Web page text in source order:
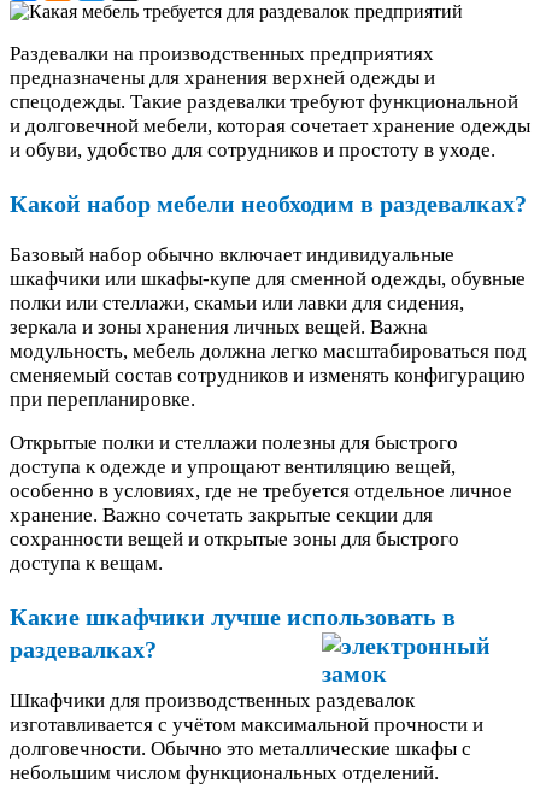
Раздевалки на производственных предприятиях
предназначены для хранения верхней одежды и
спецодежды. Такие раздевалки требуют функциональной
и долговечной мебели, которая сочетает хранение одежды
и обуви, удобство для сотрудников и простоту в уходе.
Какой набор мебели необходим в раздевалках?
Базовый набор обычно включает индивидуальные
шкафчики или шкафы-купе для сменной одежды, обувные
полки или стеллажи, скамьи или лавки для сидения,
зеркала и зоны хранения личных вещей. Важна
модульность, мебель должна легко масштабироваться под
сменяемый состав сотрудников и изменять конфигурацию
при перепланировке.
Открытые полки и стеллажи полезны для быстрого
доступа к одежде и упрощают вентиляцию вещей,
особенно в условиях, где не требуется отдельное личное
хранение. Важно сочетать закрытые секции для
сохранности вещей и открытые зоны для быстрого
доступа к вещам.
Какие шкафчики лучше использовать в
раздевалках?
Шкафчики для производственных раздевалок
изготавливается с учётом максимальной прочности и
долговечности. Обычно это металлические шкафы с
небольшим числом функциональных отделений.